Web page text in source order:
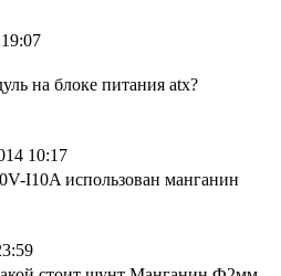
на блоке питания atx?
10:17
I10A использован манганин